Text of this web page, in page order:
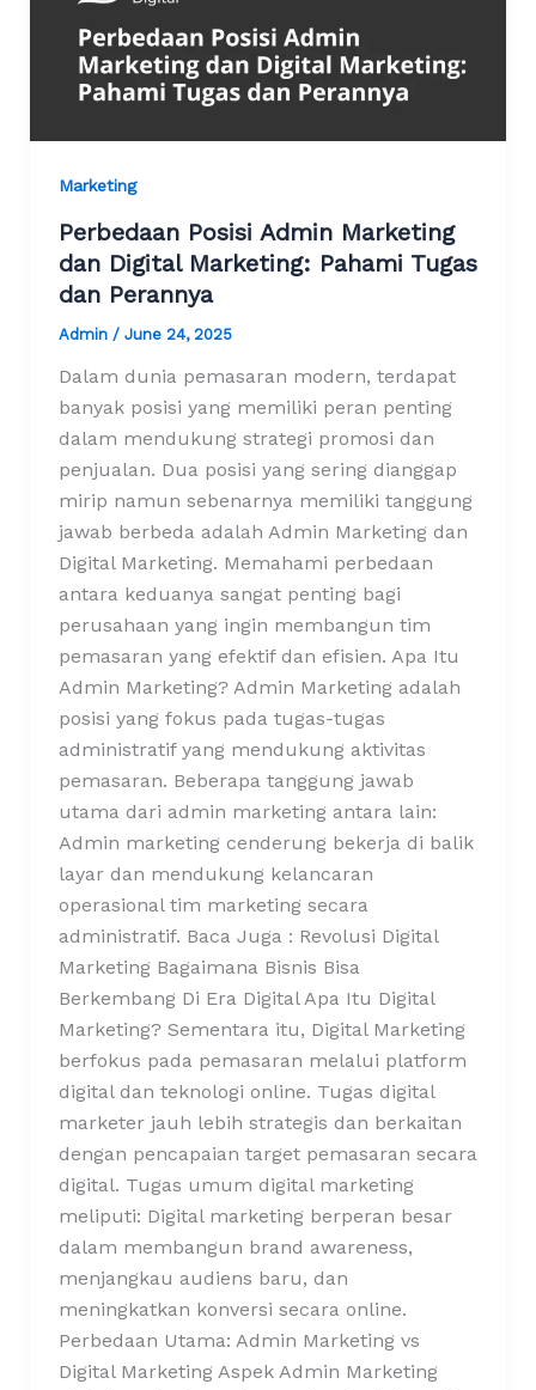
Marketing
Perbedaan Posisi Admin Marketing
dan Digital Marketing: Pahami Tugas
dan Perannya
Admin / June 24, 2025
Dalam dunia pemasaran modern, terdapat
banyak posisi yang memiliki peran penting
dalam mendukung strategi promosi dan
penjualan. Dua posisi yang sering dianggap
mirip namun sebenarnya memiliki tanggung
jawab berbeda adalah Admin Marketing dan
Digital Marketing. Memahami perbedaan
antara keduanya sangat penting bagi
perusahaan yang ingin membangun tim
pemasaran yang efektif dan efisien. Apa Itu
Admin Marketing? Admin Marketing adalah
posisi yang fokus pada tugas-tugas
administratif yang mendukung aktivitas
pemasaran. Beberapa tanggung jawab
utama dari admin marketing antara lain:
Admin marketing cenderung bekerja di balik
layar dan mendukung kelancaran
operasional tim marketing secara
administratif. Baca Juga : Revolusi Digital
Marketing Bagaimana Bisnis Bisa
Berkembang Di Era Digital Apa Itu Digital
Marketing? Sementara itu, Digital Marketing
berfokus pada pemasaran melalui platform
digital dan teknologi online. Tugas digital
marketer jauh lebih strategis dan berkaitan
dengan pencapaian target pemasaran secara
digital. Tugas umum digital marketing
meliputi: Digital marketing berperan besar
dalam membangun brand awareness,
menjangkau audiens baru, dan
meningkatkan konversi secara online.
Perbedaan Utama: Admin Marketing vs
Digital Marketing Aspek Admin Marketing